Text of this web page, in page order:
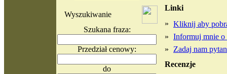
Wyszukiwanie
Szukana fraza:
Przedział cenowy:
do
Linki
» Kliknij aby
» Informuj mnie
»
Zadaj nam
Recenzje